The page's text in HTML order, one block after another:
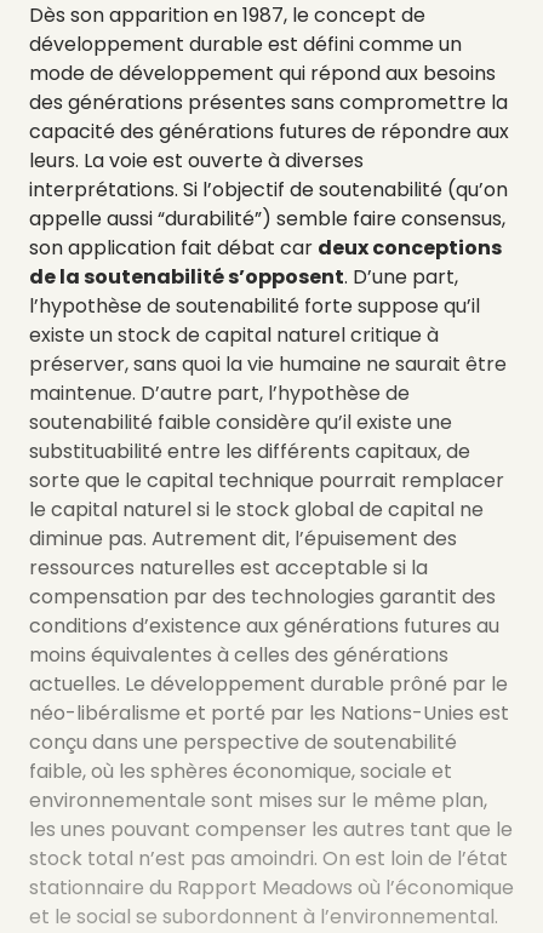
Dès son apparition en 1987, le concept de
développement durable est défini comme un
mode de développement qui répond aux besoins
des générations présentes sans compromettre la
capacité des générations futures de répondre aux
leurs. La voie est ouverte à diverses
interprétations. Si l’objectif de soutenabilité (qu’on
appelle aussi “durabilité”) semble faire consensus,
son application fait débat car deux conceptions
de la soutenabilité s’opposent. D’une part,
l’hypothèse de soutenabilité forte suppose qu’il
existe un stock de capital naturel critique à
préserver, sans quoi la vie humaine ne saurait être
maintenue. D’autre part, l’hypothèse de
soutenabilité faible considère qu’il existe une
substituabilité entre les différents capitaux, de
sorte que le capital technique pourrait remplacer
le capital naturel si le stock global de capital ne
diminue pas. Autrement dit, l’épuisement des
ressources naturelles est acceptable si la
compensation par des technologies garantit des
conditions d’existence aux générations futures au
moins équivalentes à celles des générations
actuelles. Le développement durable prôné par le
néo-libéralisme et porté par les Nations-Unies est
conçu dans une perspective de soutenabilité
faible, où les sphères économique, sociale et
environnementale sont mises sur le même plan,
les unes pouvant compenser les autres tant que le
stock total n’est pas amoindri. On est loin de l’état
stationnaire du Rapport Meadows où l’économique
et le social se subordonnent à l’environnemental.